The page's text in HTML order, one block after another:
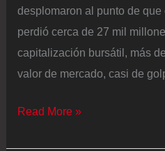
desplomaron al punto de
perdió cerca de 27 mil
capitalización bursátil, más
valor de mercado, casi de
El
Read More »